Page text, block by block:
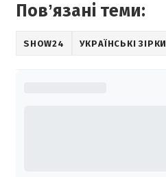
Повʼязані теми:
SHOW24 УКРАЇНСЬКІ ЗІРКИ